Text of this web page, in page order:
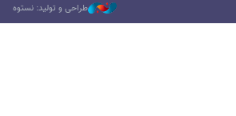
طراحی و تولید: نستوه